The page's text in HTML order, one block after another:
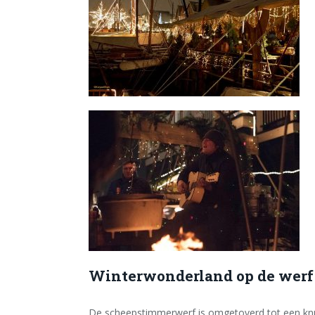
Winterwonderland op de werf